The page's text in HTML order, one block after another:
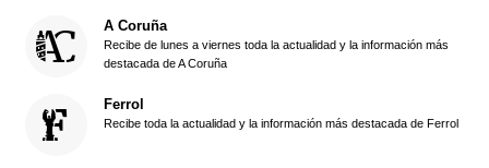
A Coruña
Recibe de lunes a viernes toda la actualidad y la información más
destacada de A Coruña
Ferrol
Recibe toda la actualidad y la información más destacada de Ferrol